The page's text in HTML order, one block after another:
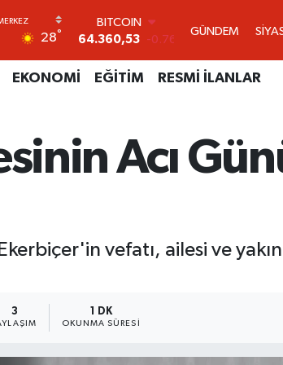
28°
DOLAR
47,7069
0.17
55,0265 0.01
6574.81
BİST100
13.887
64
GÜNDEM
EKONOMİ EĞİTİM RESMİ İLANLAR
Acı
vefatı, ailesi ve
3 1 DK
OKUNMA SÜRESI